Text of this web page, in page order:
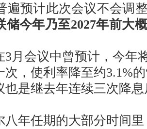
预计此次会议不会调
储今年乃至2027年前大
会议中曾预计，今年
次，使利率降至约3.1%
继去年连续三次降息
任期的大部分时间里